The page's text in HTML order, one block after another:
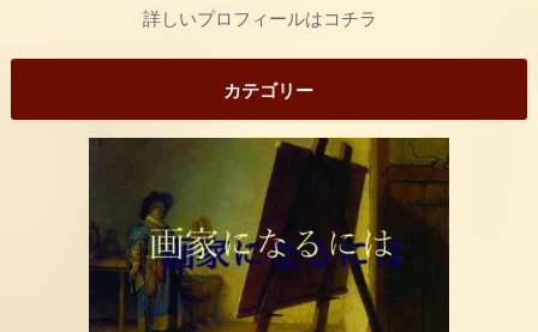
詳しいプロフィールはコチラ
カテゴリー